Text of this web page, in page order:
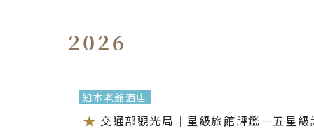
2026
知本老爺酒店
交通部觀光局｜星級旅館評鑑－五星級